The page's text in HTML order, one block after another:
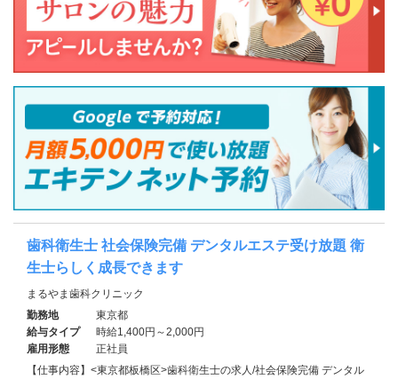
歯科衛生士 社会保険完備 デンタルエステ受け放題 衛
生士らしく成長できます
まるやま歯科クリニック
勤務地
東京都
給与タイプ
時給1,400円～2,000円
雇用形態
正社員
【仕事内容】<東京都板橋区>歯科衛生士の求人/社会保険完備 デンタル